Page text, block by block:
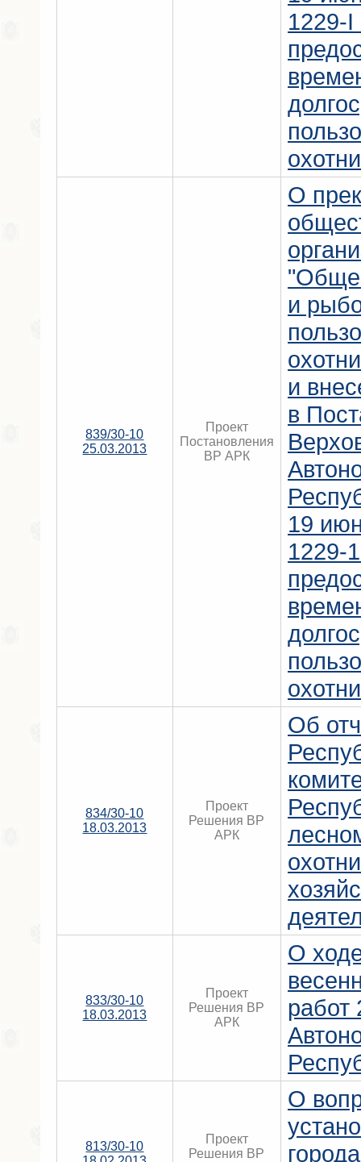
1229-
839/30-10
25.03.2013
Проект
Постановления
ВР АРК
О
и
и
в
19
1229-
834/30-10
18.03.2013
Проект
Решения ВР
АРК
Об
833/30-10
18.03.2013
Проект
Решения ВР
АРК
О
работ
813/30-10
Проект
Решения ВР
О